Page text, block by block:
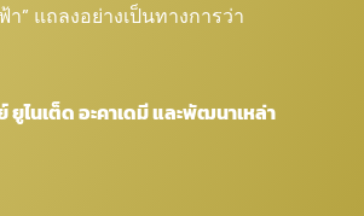
” แถลงอย่างเป็นทางการว่า
ไนเต็ด อะคาเดมี และพัฒนาเหล่า